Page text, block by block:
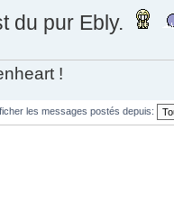
du pur Ebly.
!
les messages postés depuis: